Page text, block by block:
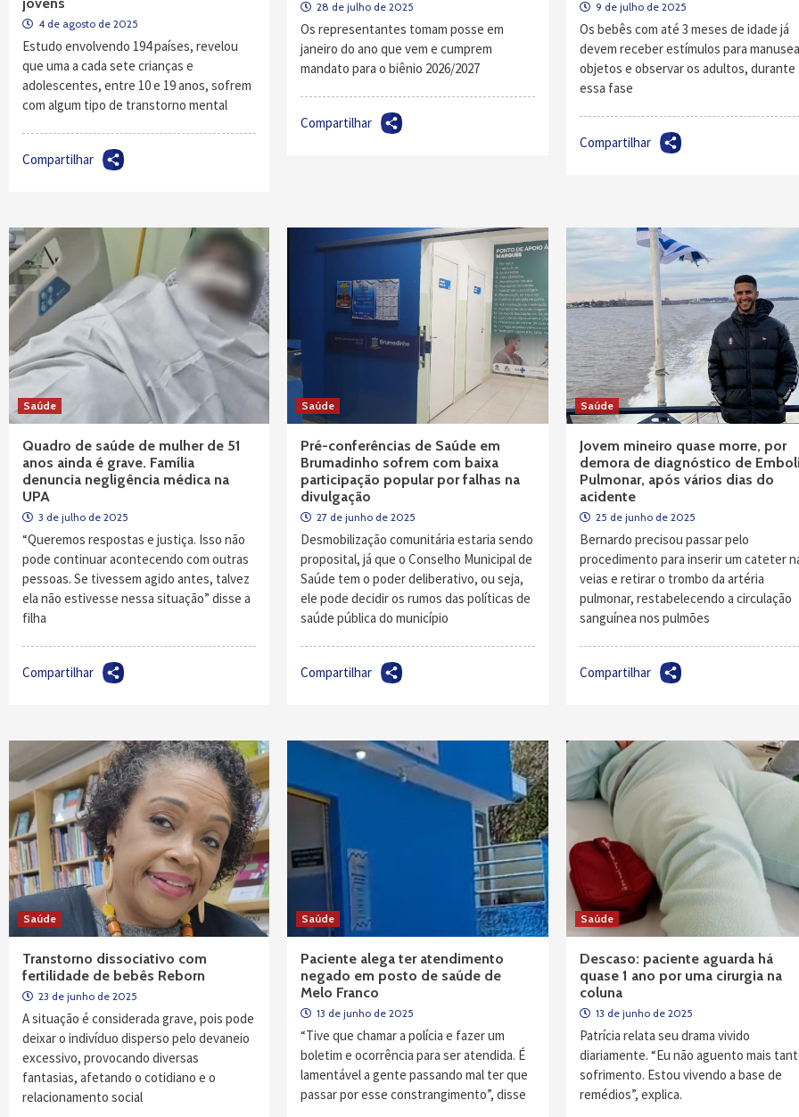
4 de agosto de 2025
Estudo envolvendo 194 países, revelou
que uma a cada sete crianças e
adolescentes, entre 10 e 19 anos, sofrem
com algum tipo de transtorno mental
Compartilhar
28 de julho de 2025
Os representantes tomam posse em
janeiro do ano que vem e cumprem
mandato para o biênio 2026/2027
Compartilhar
9 de julho de 2025
Os bebês com até 3 meses de idade já
devem receber estímulos para
objetos e observar os adultos, durante
essa fase
Compartilhar
Saúde
Quadro de saúde de mulher de 51
anos ainda é grave. Família
denuncia negligência médica na
UPA
3 de julho de 2025
“Queremos respostas e justiça. Isso não
pode continuar acontecendo com outras
pessoas. Se tivessem agido antes, talvez
ela não estivesse nessa situação” disse a
filha
Compartilhar
Saúde
Pré-conferências de Saúde em
Brumadinho sofrem com baixa
participação popular por falhas na
divulgação
27 de junho de 2025
Desmobilização comunitária estaria sendo
proposital, já que o Conselho Municipal de
Saúde tem o poder deliberativo, ou seja,
ele pode decidir os rumos das políticas de
saúde pública do município
Compartilhar
Saúde
Jovem mineiro quase morre, por
demora de diagnóstico de
Pulmonar, após vários dias do
acidente
25 de junho de 2025
Bernardo precisou passar pelo
procedimento para inserir um cateter
veias e retirar o trombo da artéria
pulmonar, restabelecendo a circulação
sanguínea nos pulmões
Compartilhar
Saúde
Transtorno dissociativo com
fertilidade de bebês Reborn
23 de junho de 2025
A situação é considerada grave, pois pode
deixar o indivíduo disperso pelo devaneio
excessivo, provocando diversas
fantasias, afetando o cotidiano e o
relacionamento social
Saúde
Paciente alega ter atendimento
negado em posto de saúde de
Melo Franco
13 de junho de 2025
“Tive que chamar a polícia e fazer um
boletim e ocorrência para ser atendida. É
lamentável a gente passando mal ter que
passar por esse constrangimento”, disse
Saúde
Descaso: paciente aguarda há
quase 1 ano por uma cirurgia na
coluna
13 de junho de 2025
Patrícia relata seu drama vivido
diariamente. “Eu não aguento mais
sofrimento. Estou vivendo a base de
remédios”, explica.